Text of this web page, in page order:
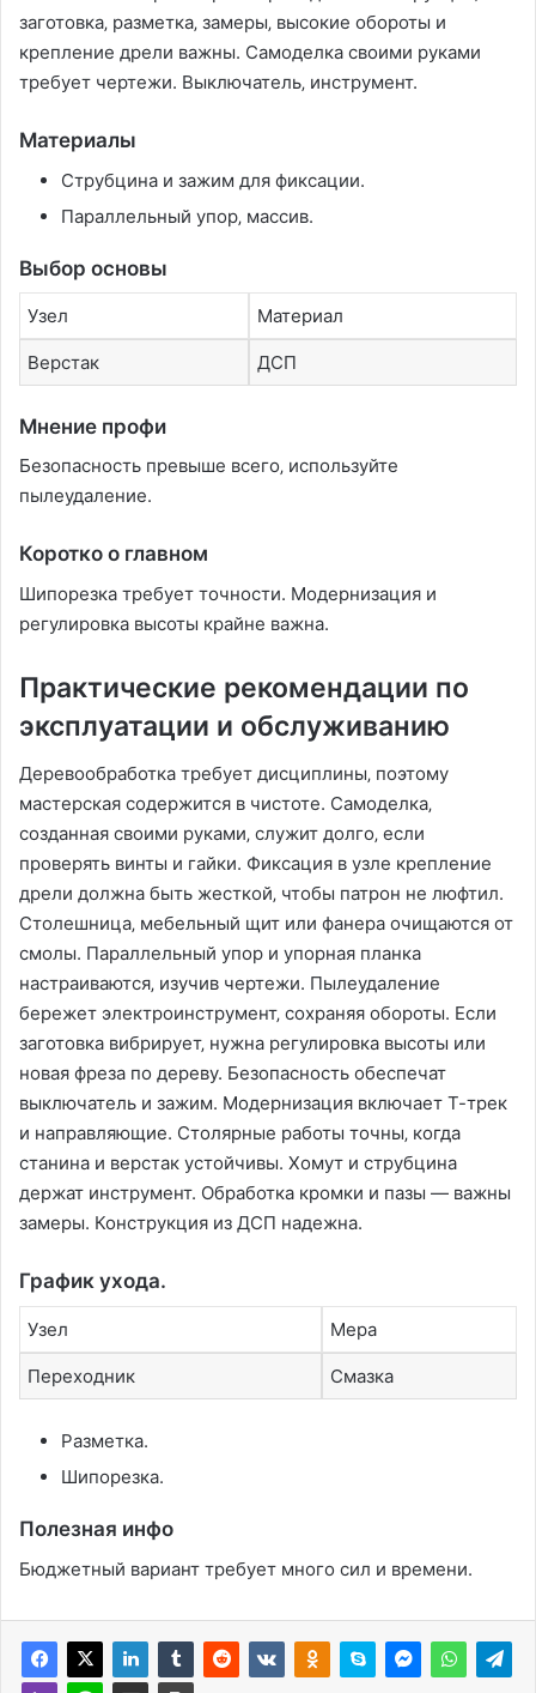
заготовка‚ разметка‚ замеры‚ высокие обороты и
крепление дрели важны. Самоделка своими руками
требует чертежи. Выключатель‚ инструмент.
Материалы
Струбцина и зажим для фиксации.
Параллельный упор‚ массив.
Выбор основы
Узел Материал
Верстак ДСП
Мнение профи
Безопасность превыше всего‚ используйте
пылеудаление.
Коротко о главном
Шипорезка требует точности. Модернизация и
регулировка высоты крайне важна.
Практические рекомендации по
эксплуатации и обслуживанию
Деревообработка требует дисциплины‚ поэтому
мастерская содержится в чистоте. Самоделка‚
созданная своими руками‚ служит долго‚ если
проверять винты и гайки. Фиксация в узле крепление
дрели должна быть жесткой‚ чтобы патрон не люфтил.
Столешница‚ мебельный щит или фанера очищаются от
смолы. Параллельный упор и упорная планка
настраиваются‚ изучив чертежи. Пылеудаление
бережет электроинструмент‚ сохраняя обороты. Если
заготовка вибрирует‚ нужна регулировка высоты или
новая фреза по дереву. Безопасность обеспечат
выключатель и зажим. Модернизация включает Т-трек
и направляющие. Столярные работы точны‚ когда
станина и верстак устойчивы. Хомут и струбцина
держат инструмент. Обработка кромки и пазы — важны
замеры. Конструкция из ДСП надежна.
График ухода.
Узел Мера
Переходник Смазка
Разметка.
Шипорезка.
Полезная инфо
Бюджетный вариант требует много сил и времени.